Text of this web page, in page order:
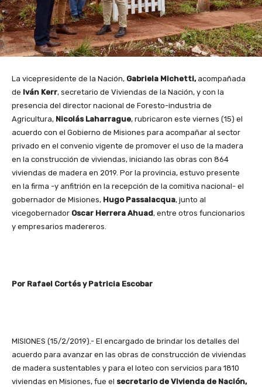
La vicepresidente de la Nación, Gabriela Michetti,acompañada
de Iván Kerr, secretario de Viviendas de la Nación, y con la
presencia del director nacional de Foresto-industria de
Agricultura, Nicolás Laharrague, rubricaron este viernes (15) el
acuerdo con el Gobierno de Misiones para acompañar al sector
privado en el convenio vigente de promover el uso de la madera
en la construcción de viviendas, iniciando las obras con 864
viviendas de madera en 2019. Por la provincia, estuvo presente
en la firma -y anfitrión en la recepción de la comitiva nacional- el
gobernador de Misiones, Hugo Passalacqua, junto al
vicegobernador Oscar Herrera Ahuad, entre otros funcionarios
y empresarios madereros.
Por Rafael Cortés y Patricia Escobar
MISIONES (15/2/2019).- El encargado de brindar los detalles del
acuerdo para avanzar en las obras de construcción de viviendas
de madera sustentables y para el loteo con servicios para 1810
viviendas en Misiones, fue el secretario de Vivienda de Nación,